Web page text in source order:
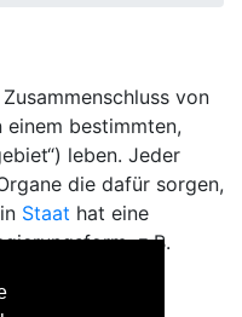
von
einem bestimmten,
leben. Jeder
die dafür sorgen,
Staat hat eine
z.B.